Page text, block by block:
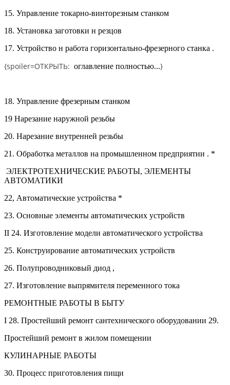
15. Управление токарно-винторезным станком
18. Установка заготовки н резцов
17. Устройство н работа горизонтально-фрезерного станка .
{spoiler=ОТКРЫТЬ: оглавление полностью...}
18. Управление фрезерным станком
19 Нарезание наружной резьбы
20. Нарезание внутренней резьбы
21. Обработка металлов на промышленном предприятии . *
ЭЛЕКТРОТЕХНИЧЕСКИЕ РАБОТЫ, ЭЛЕМЕНТЫ
АВТОМАТИКИ
22, Автоматические устройства *
23. Основные элементы автоматических устройств
II 24. Изготовление модели автоматического устройства
25. Конструирование автоматических устройств
26. Полупроводниковый диод ,
27. Изготовление выпрямителя переменного тока
РЕМОНТНЫЕ РАБОТЫ В БЫТУ
I 28. Простейший ремонт сантехнического оборудовании 29.
Простейший ремонт в жилом помещении
КУЛИНАРНЫЕ РАБОТЫ
30. Процесс приготовления пищи